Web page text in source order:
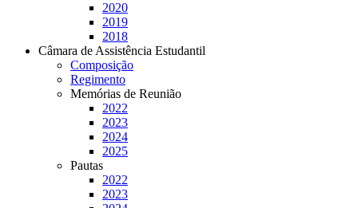
2020
2019
2018
Câmara de Assistência Estudantil
Composição
Regimento
Memórias de Reunião
2022
2023
2024
2025
Pautas
2022
2023